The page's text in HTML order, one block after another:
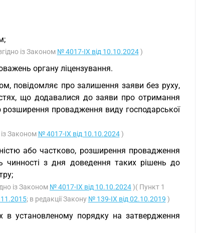
із Законом № 4017-IX від 10.10.2024)
органу ліцензування.
повідомляє про залишення заяви без руху,
що додавалися до заяви про отримання
розширення провадження виду господарської
Законом № 4017-IX від 10.10.2024)
або частково, розширення провадження
чинності з дня доведення таких рішень до
із Законом № 4017-IX від 10.10.2024)( Пункт 1
; в редакції Закону № 139-IX від 02.10.2019 )
в установленому порядку на затвердження